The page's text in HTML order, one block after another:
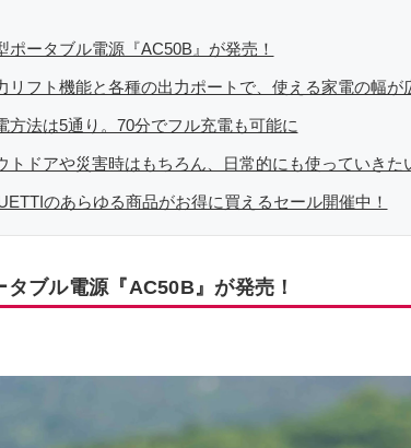
ポータブル電源『AC50B』が発売！
リフト機能と各種の出力ポートで、使える家電の幅が
方法は5通り。70分でフル充電も可能に
トドアや災害時はもちろん、日常的にも使っていきた
のあらゆる商品がお得に買えるセール開催中！
タブル電源『AC50B』が発売！